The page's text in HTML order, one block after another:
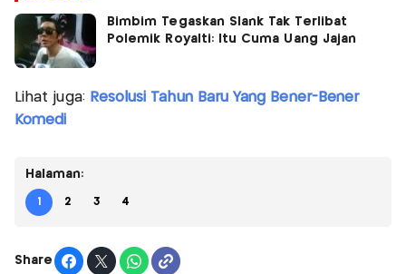
Bimbim Tegaskan Slank Tak Terlibat
Polemik Royalti: Itu Cuma Uang Jajan
Lihat juga: Resolusi Tahun Baru Yang Bener-Bener
Komedi
Halaman:
1 2 3 4
Share